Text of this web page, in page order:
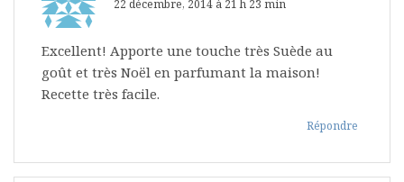
22 décembre, 2014 à 21 h 23 min
Excellent! Apporte une touche très Suède au
goût et très Noël en parfumant la maison!
Recette très facile.
Répondre